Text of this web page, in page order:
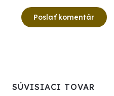
Poslať komentár
SÚVISIACI TOVAR